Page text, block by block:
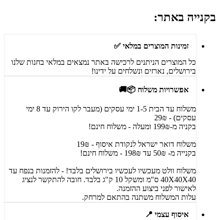
בקנייה באתר:
זמינות המוצרים במלאי ✅
כל המוצרים הניתנים לרכישה באתר נמצאים במלאי בחנות שלנו
בירושלים, נארזים ונשלחים על ידינו!
אפשרויות משלוח 📦🚚
משלוח עד הבית 1-5 ימי עסקים (מעבר לקו הירוק עד 8 ימי
עסקים) - 29₪
בקניה מ-199₪ ומעלה - משלוח חינם!
משלוח דואר ישראל לנקודת איסוף - 19₪
בקנייה מ- 50₪ עד 198₪ - משלוח חינם!
משלוח וולט מעכשיו לעכשיו בירושלים בלבד! - להזמנות בנפח עד
40X40X40 ס"מ ומשקל 10 ק"ג בלבד. חובה להתקשר לנציג
לאישור לפני ביצוע ההזמנה.
עלות המשלוח משתנה בהתאם למרחק.
איסוף עצמי 📍